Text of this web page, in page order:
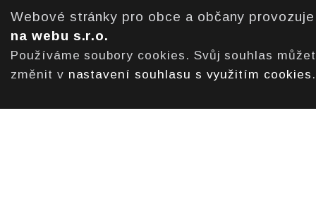
Webové stránky pro obce a občany
na webu s.r.o.
Používáme soubory cookies. Svůj souhlas
změnit v nastavení souhlasu s využitím cookies .